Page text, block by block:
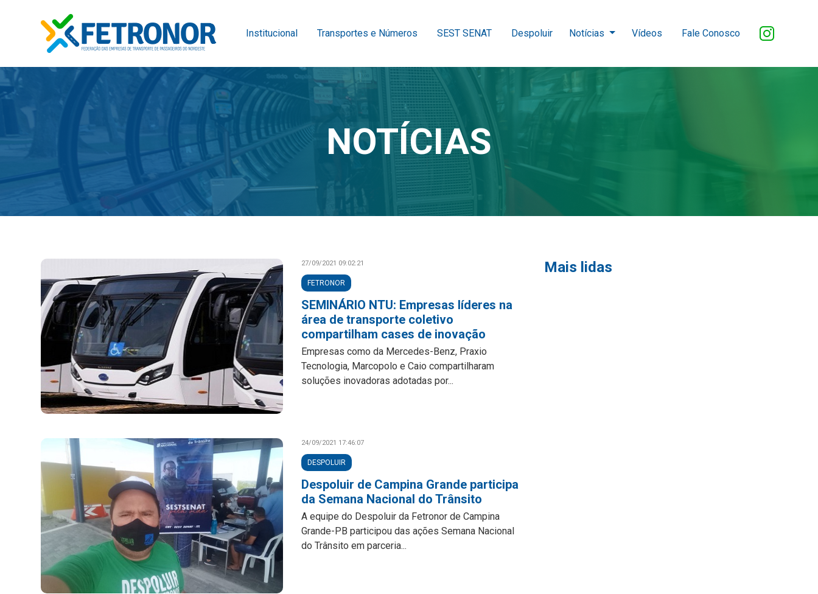
Institucional Transportes e Números SEST SENAT Despoluir Notícias Vídeos Fale Conosco
NOTÍCIAS
27/09/2021 09:02:21
FETRONOR
SEMINÁRIO NTU: Empresas líderes na
área de transporte coletivo
compartilham cases de inovação
Empresas como da Mercedes-Benz, Praxio
Tecnologia, Marcopolo e Caio compartilharam
soluções inovadoras adotadas por...
24/09/2021 17:46:07
DESPOLUIR
Despoluir de Campina Grande participa
da Semana Nacional do Trânsito
A equipe do Despoluir da Fetronor de Campina
Grande-PB participou das ações Semana Nacional
do Trânsito em parceria...
Mais lidas